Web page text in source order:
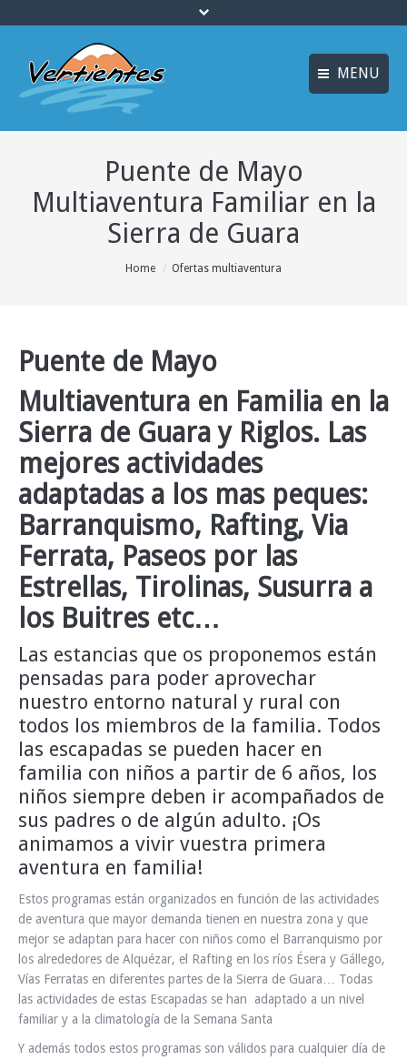
MENU
FRANÇAIS
ENGLISH
Idiomas
INICIO
MULTIAVENTURA y
ENOTURISMO
SOSTENIBILIDAD y
ECOTURISMO
OFERTAS
CURSOS
INFO Y RESERVAS
Puente de Mayo
Multiaventura Familiar en la
Sierra de Guara
Home Ofertas multiaventura
Puente de Mayo
Multiaventura en Familia en la
Sierra de Guara y Riglos. Las
mejores actividades
adaptadas a los mas peques:
Barranquismo, Rafting, Via
Ferrata, Paseos por las
Estrellas, Tirolinas, Susurra a
los Buitres etc…
Las estancias que os proponemos están
pensadas para poder aprovechar
nuestro entorno natural y rural con
todos los miembros de la familia. Todos
las escapadas se pueden hacer en
familia con niños a partir de 6 años, los
niños siempre deben ir acompañados de
sus padres o de algún adulto. ¡Os
animamos a vivir vuestra primera
aventura en familia!
Estos programas están organizados en función de las actividades
de aventura que mayor demanda tienen en nuestra zona y que
mejor se adaptan para hacer con niños como el Barranquismo por
los alrededores de Alquézar, el Rafting en los ríos Ésera y Gállego,
Vías Ferratas en diferentes partes de la Sierra de Guara… Todas
las actividades de estas Escapadas se han adaptado a un nivel
familiar y a la climatología de la Semana Santa
Y además todos estos programas son válidos para cualquier día de